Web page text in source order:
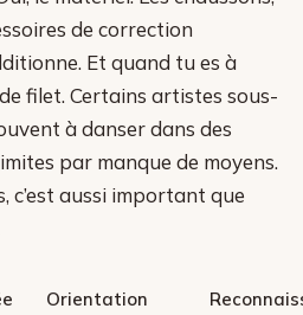
de correction
Et quand tu es à
filet. Certains artistes sous-
à danser dans des
par manque de moyens.
c’est aussi important que
Orientation